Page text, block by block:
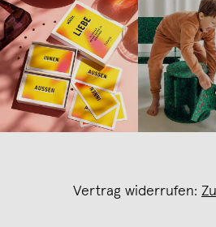
Vertrag widerrufen: